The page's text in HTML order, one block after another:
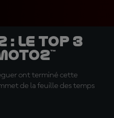
: le top 3
ont terminé cette
de la feuille des temps